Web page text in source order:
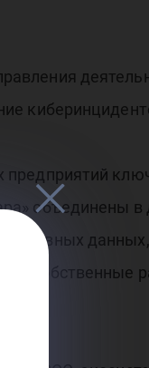
предприятий
объединены
собственные